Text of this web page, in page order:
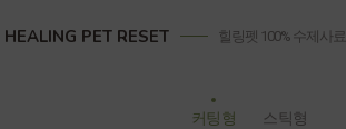
HEALING PET RESET 힐링펫 100% 수제사료
커팅형 스틱형